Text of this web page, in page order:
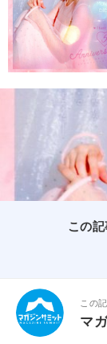
この
この
マ